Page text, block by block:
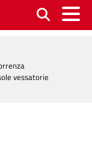
vessatorie